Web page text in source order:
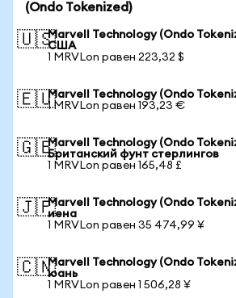
(Ondo Tokenized)
🇺🇸Marvell Technology (Ondo
США
1 MRVLon равен 223,32 $
🇪🇺Marvell Technology (Ondo
1 MRVLon равен 193,23 €
🇬🇧Marvell Technology (Ondo
Британский фунт стерлингов
1 MRVLon равен 165,48 £
🇯🇵Marvell Technology (Ondo
иена
1 MRVLon равен 35 474,99 ¥
🇨🇳Marvell Technology (Ondo
юань
1 MRVLon равен 1 506,28 ¥